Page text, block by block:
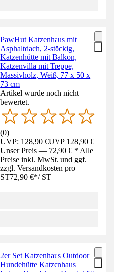
PawHut Katzenhaus mit
Asphaltdach, 2-stöckig,
Katzenhütte mit Balkon,
Katzenvilla mit Treppe,
Massivholz, Weiß, 77 x 50 x
73 cm
Artikel wurde noch nicht
bewertet.
(0)
UVP: 128,90 €UVP128,90 €
Unser Preis — 72,90 € * Alle
Preise inkl. MwSt. und ggf.
zzgl. Versandkosten pro
ST72,90 €*/ ST
2er Set Katzenhaus Outdoor
Hundehütte Katzenhaus